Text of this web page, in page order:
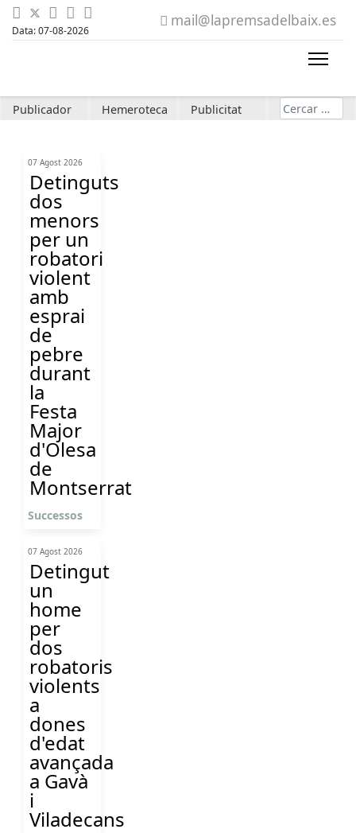
Data: 07-08-2026
mail@lapremsadelbaix.es
Publicador Hemeroteca Publicitat Cerca
07 Agost 2026
Detinguts
dos
menors
per un
robatori
violent
amb
esprai
de
pebre
durant
la
Festa
Major
d'Olesa
de
Montserrat
Successos
07 Agost 2026
Detingut
un
home
per
dos
robatoris
violents
a
dones
d'edat
avançada
a Gavà
i
Viladecans